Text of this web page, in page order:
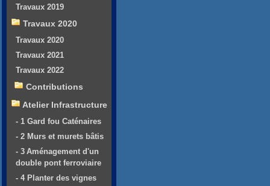
Travaux 2019
Travaux 2020
Travaux 2020
Travaux 2021
Travaux 2022
Contributions
Atelier Infrastructure
- 1 Gard fou Caténaires
- 2 Murs et murets bâtis
- 3 Aménagement d'un
double pont ferroviaire
- 4 Planter des vignes